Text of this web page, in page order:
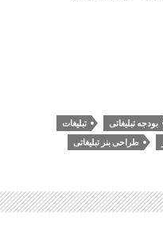
بودجه تبلیغاتی
تبلیغات
طراحی بنر تبلیغاتی